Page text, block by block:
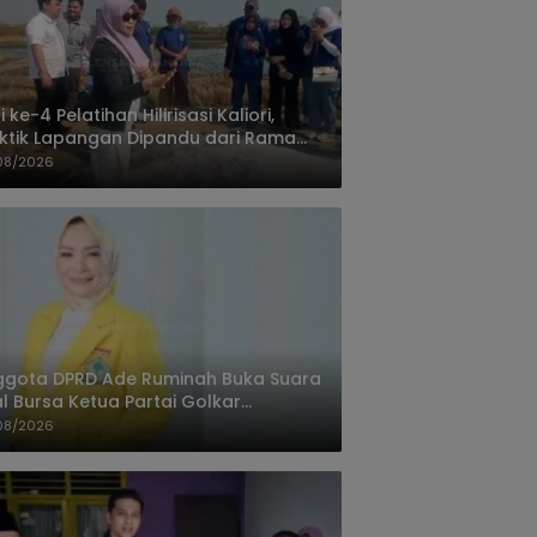
ke-4 Pelatihan Hilirisasi Kaliori,
Lapangan Dipandu dari Rama
Cirebon
2026
DPRD Ade Ruminah Buka Suara
Bursa Ketua Partai Golkar
2026